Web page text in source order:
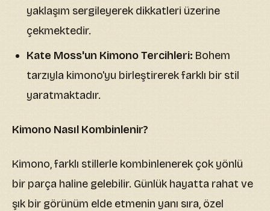
yaklaşım sergileyerek dikkatleri üzerine
çekmektedir.
Kate Moss'un Kimono Tercihleri: Bohem
tarzıyla kimono'yu birleştirerek farklı bir stil
yaratmaktadır.
Kimono Nasıl Kombinlenir?
Kimono, farklı stillerle kombinlenerek çok yönlü
bir parça haline gelebilir. Günlük hayatta rahat ve
şık bir görünüm elde etmenin yanı sıra, özel